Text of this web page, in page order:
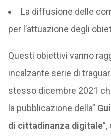
La diffusione delle
per l’attuazione degli
Questi obiettivi vanno
incalzante serie di
stesso dicembre 2021
la pubblicazione della”
di cittadinanza digitale